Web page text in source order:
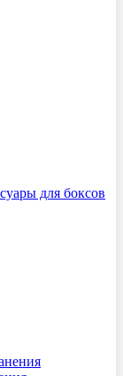
для боксов